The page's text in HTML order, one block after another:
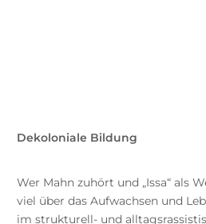
Dekoloniale Bildung
Wer Mahn zuhört und „Issa“ als
viel über das Aufwachsen und
im strukturell- und